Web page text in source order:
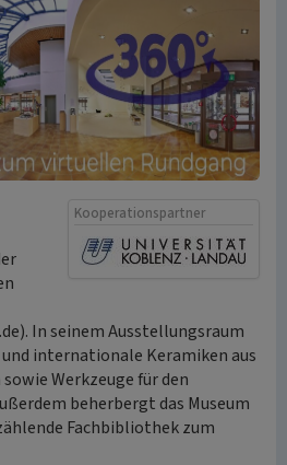
Kooperationspartner
In seinem Ausstellungsraum
internationale Keramiken aus
Werkzeuge für den
beherbergt das Museum
Fachbibliothek zum